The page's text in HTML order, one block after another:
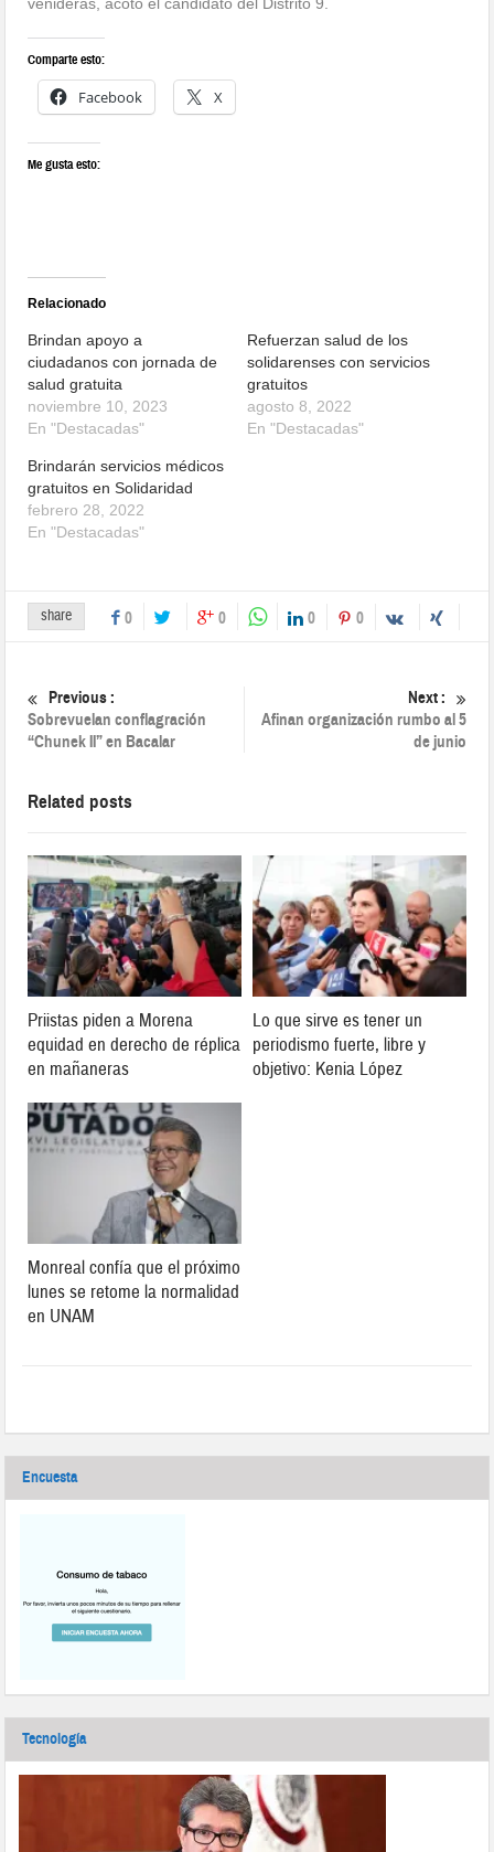
Comparte esto:
Facebook X
Me gusta esto:
Relacionado
Brindan apoyo a
ciudadanos con jornada de
salud gratuita
noviembre 10, 2023
En "Destacadas"
Refuerzan salud de los
solidarenses con servicios
gratuitos
agosto 8, 2022
En "Destacadas"
Brindarán servicios médicos
gratuitos en Solidaridad
febrero 28, 2022
En "Destacadas"
share 0 0 0 0
Previous :
Sobrevuelan conflagración
“Chunek II” en Bacalar
Next :
Afinan organización rumbo al 5
de junio
Related posts
Priistas piden a Morena
equidad en derecho de réplica
en mañaneras
Lo que sirve es tener un
periodismo fuerte, libre y
objetivo: Kenia López
Monreal confía que el próximo
lunes se retome la normalidad
en UNAM
Encuesta
Tecnología